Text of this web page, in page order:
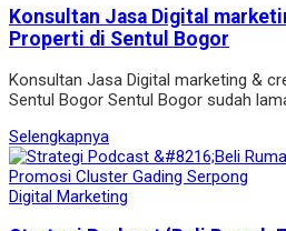
Konsultan Jasa Digital
Properti di Sentul Bogor
Konsultan Jasa Digital marketing &
Sentul Bogor Sentul Bogor sudah
Selengkapnya
Digital Marketing